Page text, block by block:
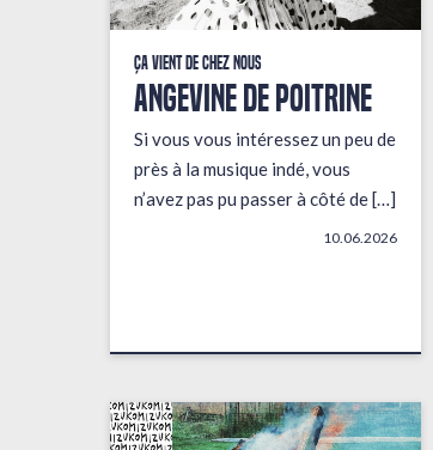
Ça vient de chez nous
ANGEVINE DE POITRINE
Si vous vous intéressez un peu de
près à la musique indé, vous
n’avez pas pu passer à côté de […]
10.06.2026